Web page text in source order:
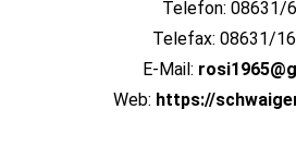
Telefon: 08631/
Telefax: 08631/
E-Mail:
Web: https://